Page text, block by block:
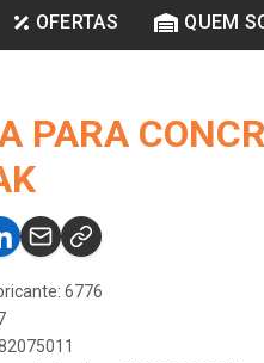
OFERTAS QUEM
PARA
6776